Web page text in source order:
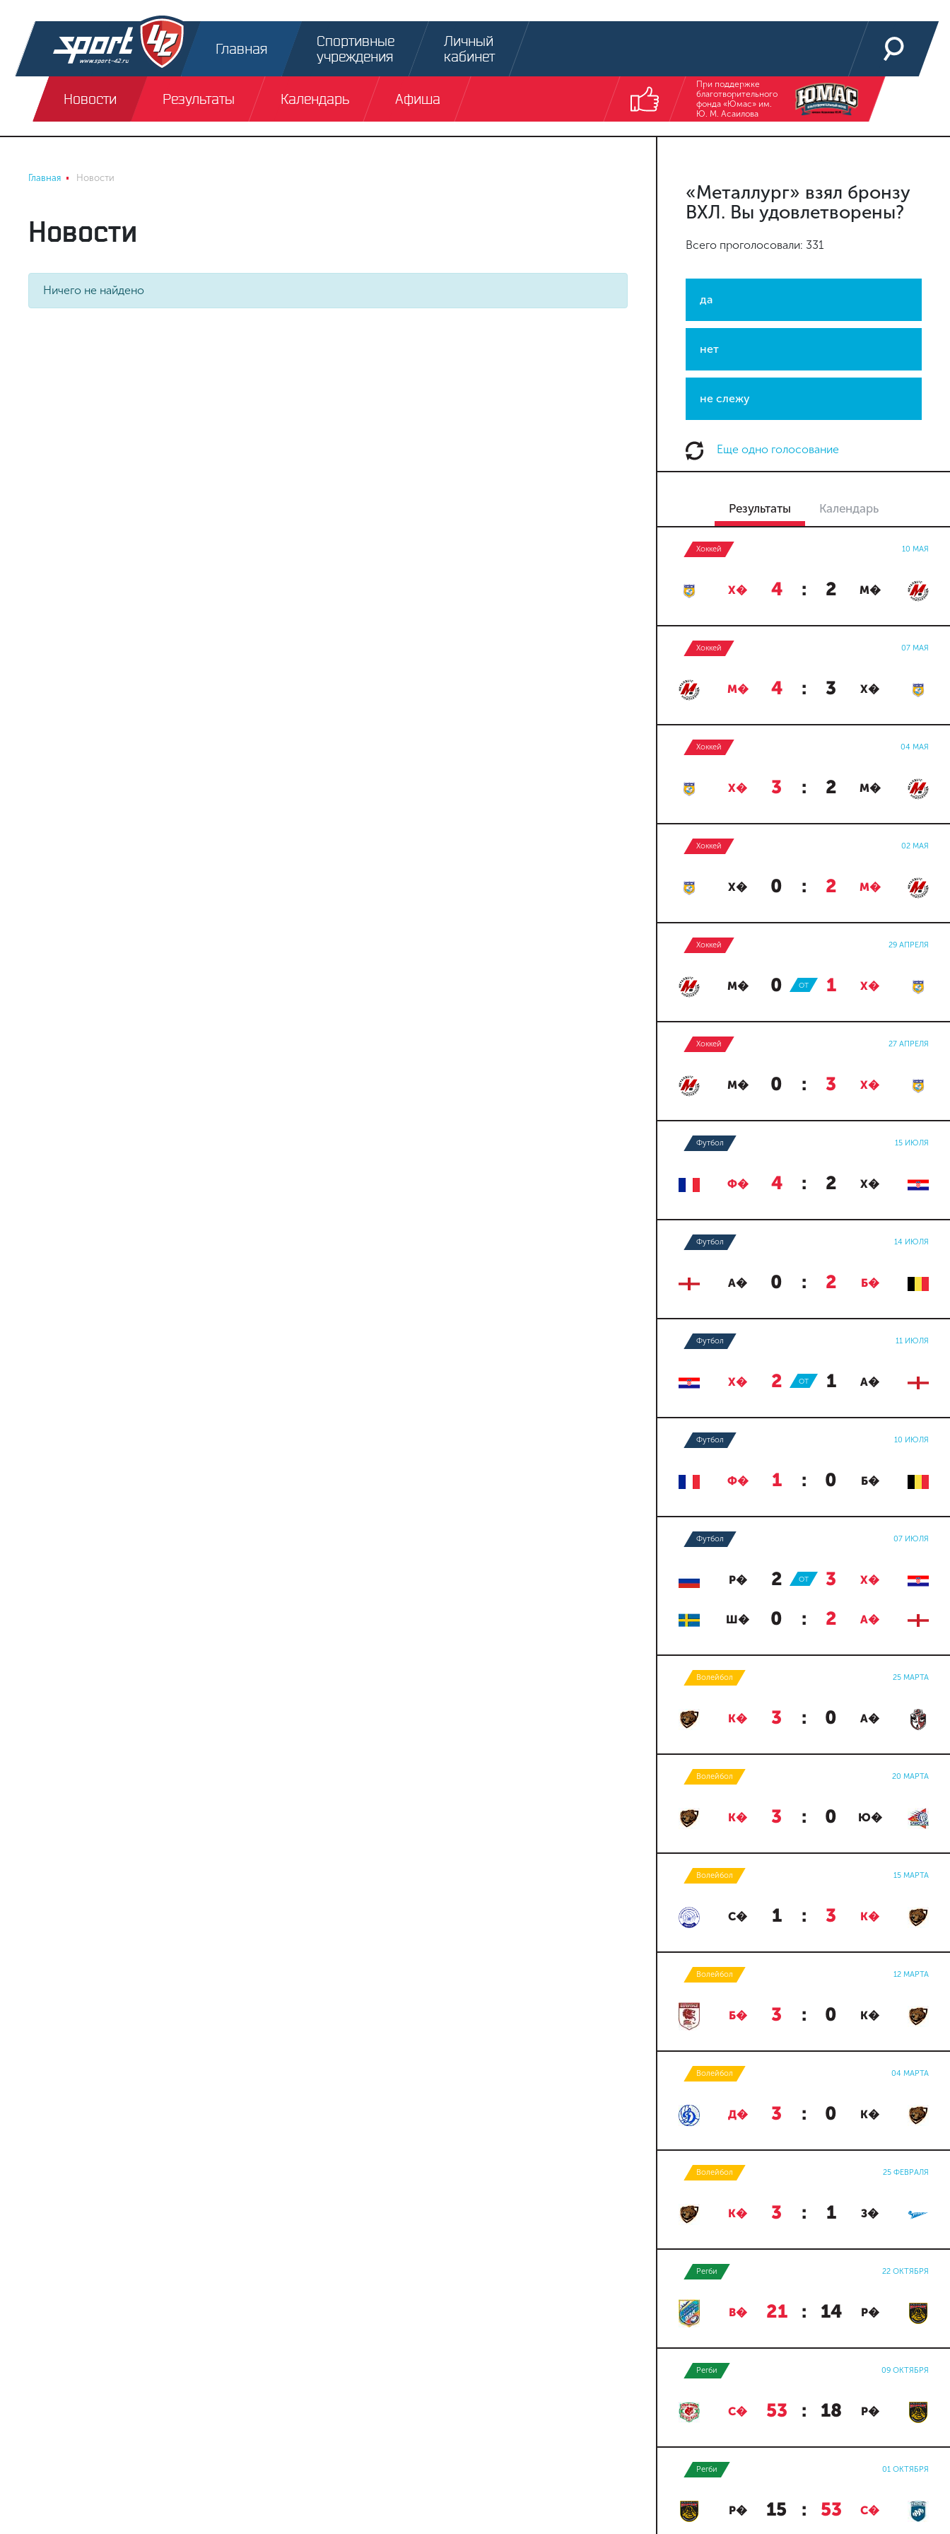
Главная
Спортивные
учреждения
Личный
кабинет
Новости Результаты Календарь Афиша
При поддержке
благотворительного
фонда «Юмас» им.
Ю. М. Асаилова
Главная Новости
Новости
Ничего не найдено
«Металлург» взял бронзу
ВХЛ. Вы удовлетворены?
Всего проголосовали: 331
да
нет
не слежу
Еще одно голосование
Результаты Календарь
Хоккей 10 МАЯ
Х� 4 : 2 М�
Хоккей 07 МАЯ
М� 4 : 3 Х�
Хоккей 04 МАЯ
Х� 3 : 2 М�
Хоккей 02 МАЯ
Х� 0 : 2 М�
Хоккей 29 АПРЕЛЯ
М� 0 : 1 Х�
ОТ
Хоккей 27 АПРЕЛЯ
М� 0 : 3 Х�
Футбол 15 ИЮЛЯ
Ф� 4 : 2 Х�
Футбол 14 ИЮЛЯ
А� 0 : 2 Б�
Футбол 11 ИЮЛЯ
Х� 2 : 1 А�
ОТ
Футбол 10 ИЮЛЯ
Ф� 1 : 0 Б�
Футбол 07 ИЮЛЯ
Р� 2 : 3 Х�
ОТ
Ш� 0 : 2 А�
Волейбол 25 МАРТА
К� 3 : 0 А�
Волейбол 20 МАРТА
К� 3 : 0 Ю�
Волейбол 15 МАРТА
С� 1 : 3 К�
Волейбол 12 МАРТА
Б� 3 : 0 К�
Волейбол 04 МАРТА
Д� 3 : 0 К�
Волейбол 25 ФЕВРАЛЯ
К� 3 : 1 З�
Регби 22 ОКТЯБРЯ
В� 21 : 14 Р�
Регби 09 ОКТЯБРЯ
С� 53 : 18 Р�
Регби 01 ОКТЯБРЯ
Р� 15 : 53 С�